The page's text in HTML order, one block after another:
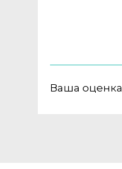
Ваша оценка